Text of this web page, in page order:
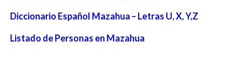
Diccionario Español Mazahua – Letras U, X, Y,Z
Listado de Personas en Mazahua